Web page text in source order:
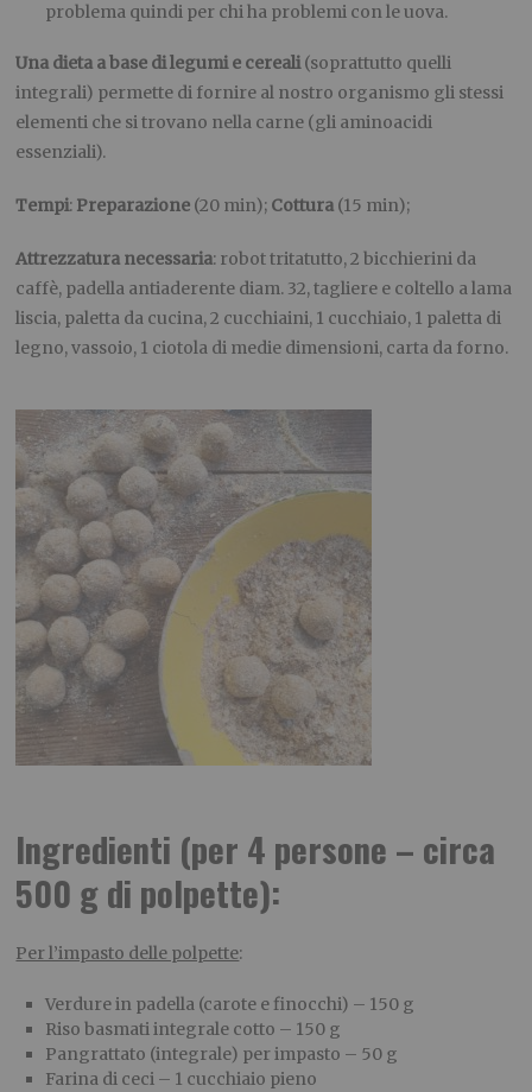
problema quindi per chi ha problemi con le uova.
Una dieta a base di legumi e cereali(soprattutto quelli
integrali) permette di fornire al nostro organismo gli stessi
elementi che si trovano nella carne (gli aminoacidi
essenziali).
Tempi: Preparazione (20 min); Cottura (15 min);
Attrezzatura necessaria: robot tritatutto, 2 bicchierini da
caffè, padella antiaderente diam. 32, tagliere e coltello a lama
liscia, paletta da cucina, 2 cucchiaini, 1 cucchiaio, 1 paletta di
legno, vassoio, 1 ciotola di medie dimensioni, carta da forno.
Ingredienti (per 4 persone – circa
500 g di polpette):
Per l’impasto delle polpette:
Verdure in padella (carote e finocchi) – 150 g
Riso basmati integrale cotto – 150 g
Pangrattato (integrale) per impasto – 50 g
Farina di ceci – 1 cucchiaio pieno